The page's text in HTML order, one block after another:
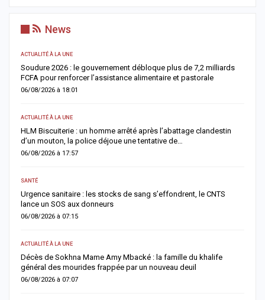
News
ACTUALITÉ À LA UNE
Soudure 2026 : le gouvernement débloque plus de 7,2 milliards
FCFA pour renforcer l’assistance alimentaire et pastorale
06/08/2026 à 18:01
ACTUALITÉ À LA UNE
HLM Biscuiterie : un homme arrêté après l’abattage clandestin
d’un mouton, la police déjoue une tentative de…
06/08/2026 à 17:57
SANTÉ
Urgence sanitaire : les stocks de sang s’effondrent, le CNTS
lance un SOS aux donneurs
06/08/2026 à 07:15
ACTUALITÉ À LA UNE
Décès de Sokhna Mame Amy Mbacké : la famille du khalife
général des mourides frappée par un nouveau deuil
06/08/2026 à 07:07